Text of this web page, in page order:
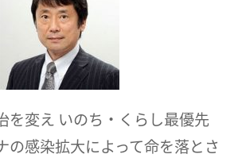
を変え いのち・くらし最優先
感染拡大によって命を落とさ